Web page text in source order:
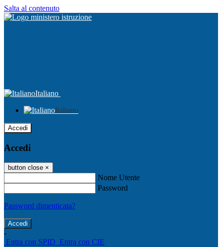
Salta al contenuto
Italiano
Italiano
Accedi
Accedi
button close ×
Nome Utente
Password
Password dimenticata?
-
Entra con SPID Entra con CIE